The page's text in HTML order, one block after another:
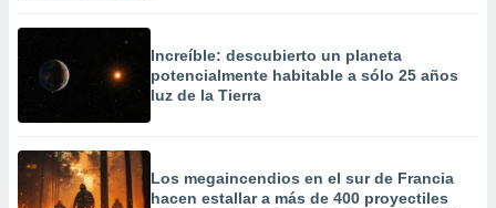
Increíble: descubierto un planeta
potencialmente habitable a sólo 25 años
luz de la Tierra
Los megaincendios en el sur de Francia
hacen estallar a más de 400 proyectiles